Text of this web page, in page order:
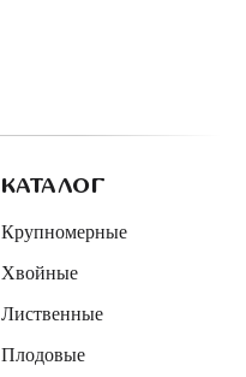
КАТАЛОГ
Крупномерные
Хвойные
Лиственные
Плодовые